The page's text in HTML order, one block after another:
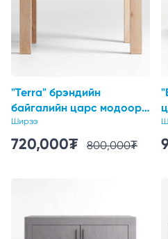
"Terra" брэндийн
байгалийн царс модоор
хийсэн цахилгаан
залгууртай ширээ
Ширээ
720,000₮ 800,000₮